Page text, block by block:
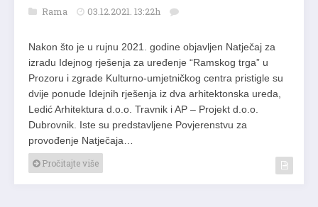
Rama 03.12.2021. 13:22h
Nakon što je u rujnu 2021. godine objavljen Natječaj za
izradu Idejnog rješenja za uređenje “Ramskog trga” u
Prozoru i zgrade Kulturno-umjetničkog centra pristigle su
dvije ponude Idejnih rješenja iz dva arhitektonska ureda,
Ledić Arhitektura d.o.o. Travnik i AP – Projekt d.o.o.
Dubrovnik. Iste su predstavljene Povjerenstvu za
provođenje Natječaja…
Pročitajte više